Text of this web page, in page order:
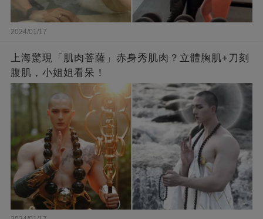
2024/01/17
上海驚現「肌肉菩薩」赤身秀肌肉？立體胸肌+刀刻
腹肌，小姐姐看呆！